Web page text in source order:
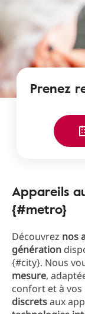
Prenez
Appareils
{#metro}
Découvrez nos
génération
{#city}. Nous
mesure,
confort et à vos
discretsaux